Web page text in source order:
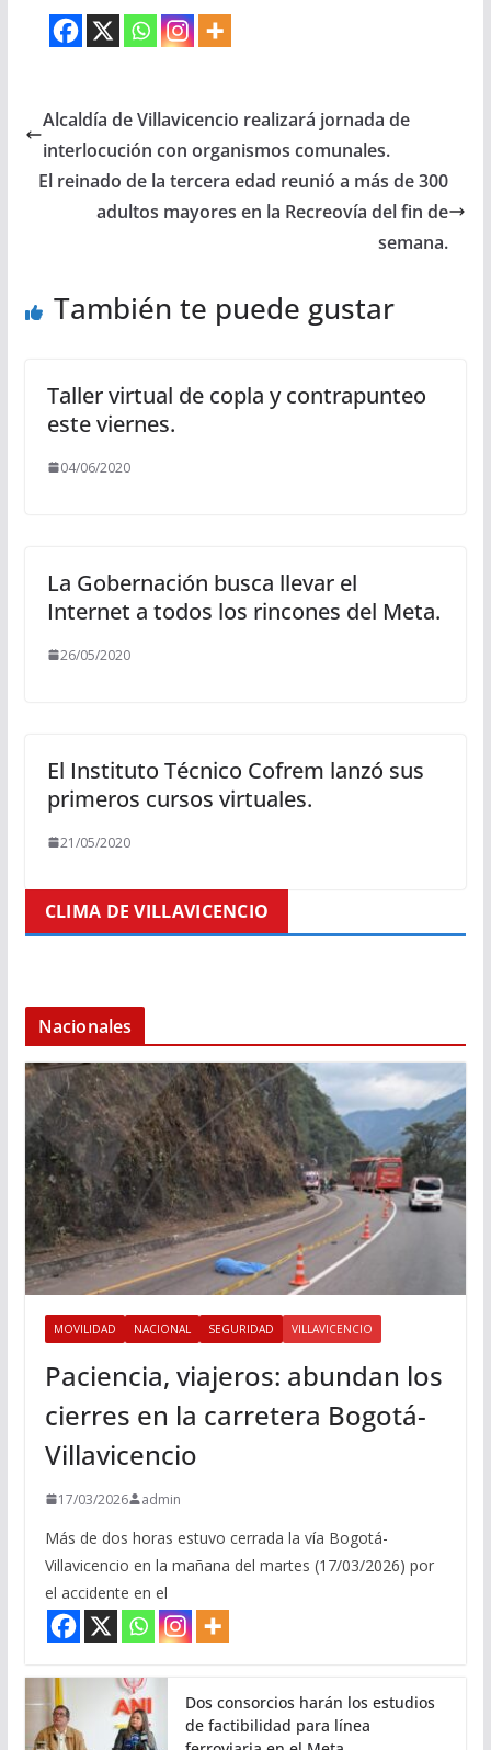
Alcaldía de Villavicencio realizará jornada de
interlocución con organismos comunales.
El reinado de la tercera edad reunió a más de 300
adultos mayores en la Recreovía del fin de
semana.
También te puede gustar
Taller virtual de copla y contrapunteo
este viernes.
04/06/2020
La Gobernación busca llevar el
Internet a todos los rincones del Meta.
26/05/2020
El Instituto Técnico Cofrem lanzó sus
primeros cursos virtuales.
21/05/2020
CLIMA DE VILLAVICENCIO
Nacionales
MOVILIDAD NACIONAL SEGURIDAD VILLAVICENCIO
Paciencia, viajeros: abundan los
cierres en la carretera Bogotá-
Villavicencio
17/03/2026 admin
Más de dos horas estuvo cerrada la vía Bogotá-
Villavicencio en la mañana del martes (17/03/2026) por
el accidente en el
Dos consorcios harán los estudios
de factibilidad para línea